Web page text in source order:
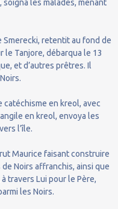
soigna les malades, menant
Smerecki, retentit au fond de
le Tanjore, débarqua le 13
et d’autres prêtres. Il
en kreol, avec
en kreol, envoya les
l’île.
Maurice faisant construire
Noirs affranchis, ainsi que
travers Lui pour le Père,
les Noirs.